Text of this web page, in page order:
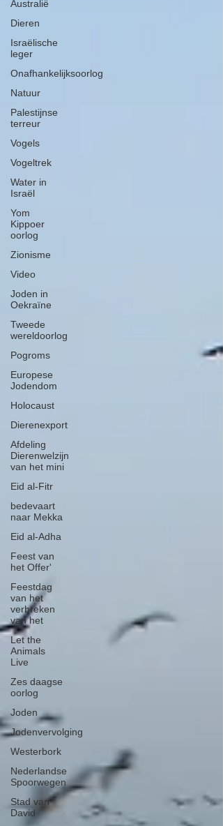
Australië
Dieren
Israëlische
leger
Onafhankelijksoorlog
Natuur
Palestijnse
terreur
Vogels
Vogeltrek
Water in
Israël
Yom
Kippoer
oorlog
Zionisme
Video
Joden in
Oekraïne
Tweede
wereldoorlog
Pogroms
Europese
Jodendom
Holocaust
Dierenexport
Afdeling
Dierenwelzijn
van het mini
Eid al-Fitr
bedevaart
naar Mekka
Eid al-Adha
Feest van
het Offer'
Feestdag
van het
verbreken
van het
Let the
Animals
Live
Zes daagse
oorlog
Joden
Jodenvervolging
Westerbork
Nederlandse
Spoorwegen
Stad van
David